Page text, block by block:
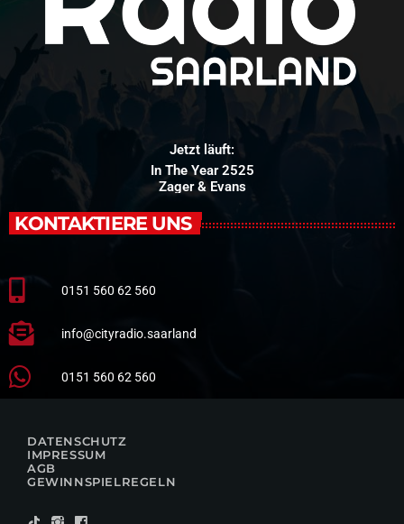
Jetzt läuft:
In The Year 2525
Zager & Evans
KONTAKTIERE UNS
0151 560 62 560
info@cityradio.saarland
0151 560 62 560
DATENSCHUTZ
IMPRESSUM
AGB
GEWINNSPIELREGELN